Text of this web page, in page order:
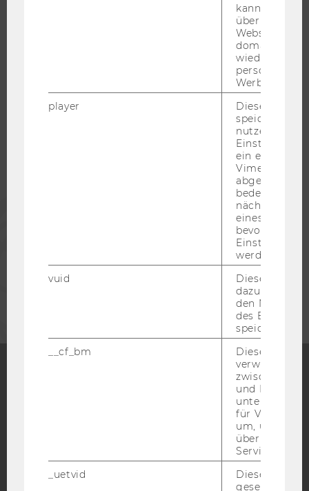
UNTERNEHMEN
Blog
Bluesky
kann Google
über
Websites
Werbung
player
Dieses Cookie
speichert
ein
Vimeo-Video
abgespielt
bedeutet,
nächsten
eines Vimeo-
bevorzugten
werden.
vuid
Dieser
dazu
den
des
speichern.
__cf_bm
Dieses
verwendet,
zwischen
und Bots zu
für Vimeo
um, um
über die
Service zu
_uetvid
Dieses
gesetzt, um